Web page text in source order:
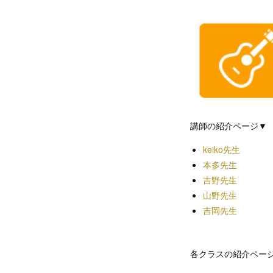
講師の紹介ページ▼
keiko先生
本多先生
吉野先生
山野先生
吉岡先生
各クラスの紹介ペ